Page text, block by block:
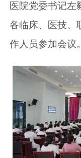
医院党委书记左
各临床、医技、
作人员参加会议